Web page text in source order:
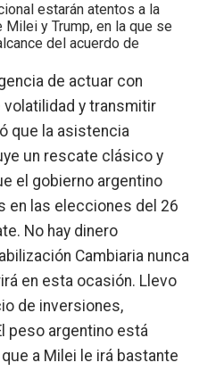
estarán atentos a la
y Trump, en la que se
del acuerdo de
de actuar con
y transmitir
que la asistencia
un rescate clásico y
el gobierno argentino
en las elecciones del 26
No hay dinero
Cambiaria nunca
en esta ocasión. Llevo
de inversiones,
peso argentino está
a Milei le irá bastante